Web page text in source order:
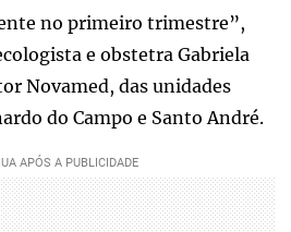
no primeiro trimestre”,
e obstetra Gabriela
Novamed, das unidades
do Campo e Santo André.